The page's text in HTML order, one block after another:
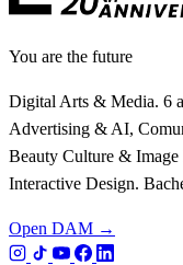
You are the future
Digital Arts & Media. 6
Advertising & AI,
Beauty Culture &
Interactive Design.
Open DAM →